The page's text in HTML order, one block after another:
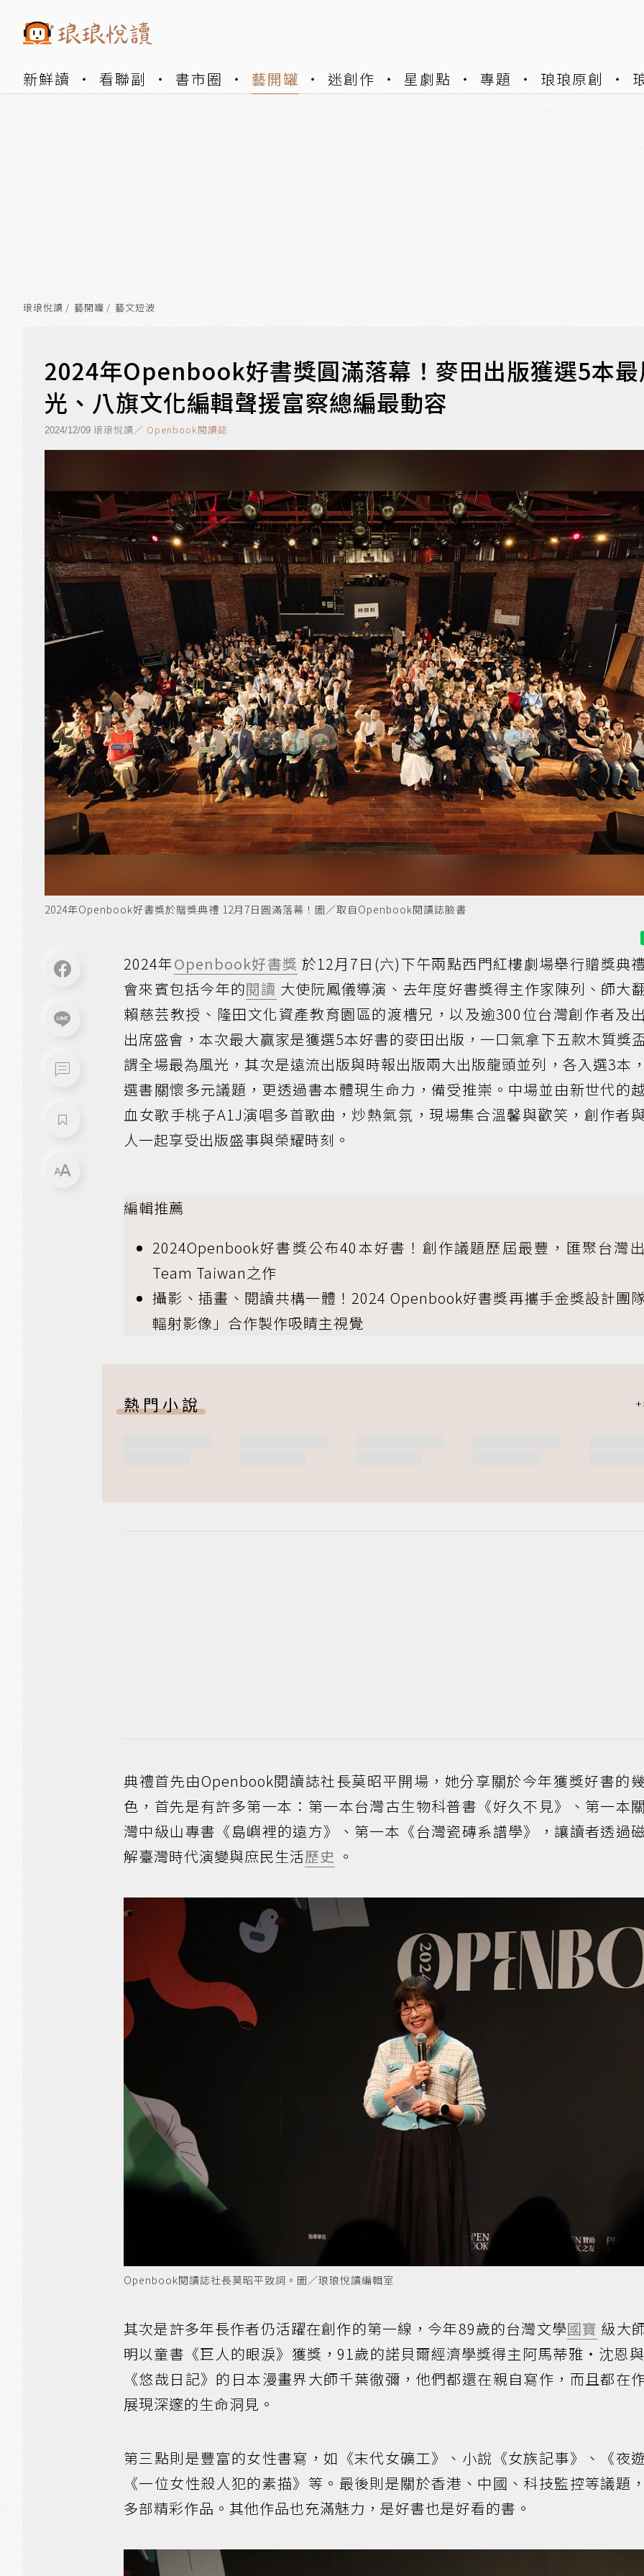
新鮮讀 看聯副 書市圈 藝開罐 迷創作 星劇點 專題 琅琅原創
琅琅悅讀 藝開罐 藝文短波
2024年Openbook好書獎圓滿落幕！麥田出版獲選5本
光、八旗文化編輯聲援富察總編最動容
2024/12/09 琅琅悅讀／ Openbook閱讀誌
2024年Openbook好書獎於贈獎典禮 12月7日圓滿落幕！圖／取自Openbook閱讀誌臉書
2024年Openbook好書獎 於12月7日(六)下午兩點西門紅樓劇場舉行贈獎典
會來賓包括今年的閱讀 大使阮鳳儀導演、去年度好書獎得主作家陳列、師大
賴慈芸教授、隆田文化資產教育園區的渡槽兄，以及逾300位台灣創作者及
出席盛會，本次最大贏家是獲選5本好書的麥田出版，一口氣拿下五款木質獎
謂全場最為風光，其次是遠流出版與時報出版兩大出版龍頭並列，各入選3本
選書關懷多元議題，更透過書本體現生命力，備受推崇。中場並由新世代的
血女歌手桃子A1J演唱多首歌曲，炒熱氣氛，現場集合溫馨與歡笑，創作者
人一起享受出版盛事與榮耀時刻。
編輯推薦
2024Openbook好書獎公布40本好書！創作議題歷屆最豐，匯聚台灣
Team Taiwan之作
攝影、插畫、閱讀共構一體！2024 Openbook好書獎再攜手金獎設計團
輻射影像」合作製作吸睛主視覺
熱門小說
典禮首先由Openbook閱讀誌社長莫昭平開場，她分享關於今年獲獎好書的
色，首先是有許多第一本：第一本台灣古生物科普書《好久不見》、第一本
灣中級山專書《島嶼裡的遠方》、第一本《台灣瓷磚系譜學》，讓讀者透過
解臺灣時代演變與庶民生活歷史 。
Openbook閱讀誌社長莫昭平致詞。圖／琅琅悅讀編輯室
其次是許多年長作者仍活躍在創作的第一線，今年89歲的台灣文學國寶 級大
明以童書《巨人的眼淚》獲獎，91歲的諾貝爾經濟學獎得主阿馬蒂雅・沈恩
《悠哉日記》的日本漫畫界大師千葉徹彌，他們都還在親自寫作，而且都在
展現深邃的生命洞見。
第三點則是豐富的女性書寫，如《末代女礦工》、小說《女族記事》、《夜
《一位女性殺人犯的素描》等。最後則是關於香港、中國、科技監控等議題
多部精彩作品。其他作品也充滿魅力，是好書也是好看的書。